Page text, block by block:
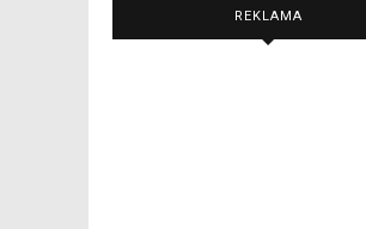
REKLAMA